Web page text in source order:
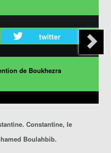
twitter
de Boukhezra
Constantine, le
Boulahbib.